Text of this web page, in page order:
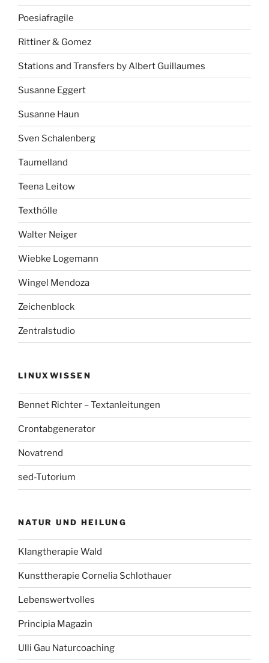
Poesiafragile
Rittiner & Gomez
Stations and Transfers by Albert Guillaumes
Susanne Eggert
Susanne Haun
Sven Schalenberg
Taumelland
Teena Leitow
Texthölle
Walter Neiger
Wiebke Logemann
Wingel Mendoza
Zeichenblock
Zentralstudio
LINUXWISSEN
Bennet Richter – Textanleitungen
Crontabgenerator
Novatrend
sed-Tutorium
NATUR UND HEILUNG
Klangtherapie Wald
Kunsttherapie Cornelia Schlothauer
Lebenswertvolles
Principia Magazin
Ulli Gau Naturcoaching